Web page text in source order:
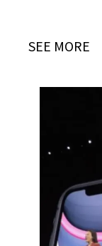
SEE MORE